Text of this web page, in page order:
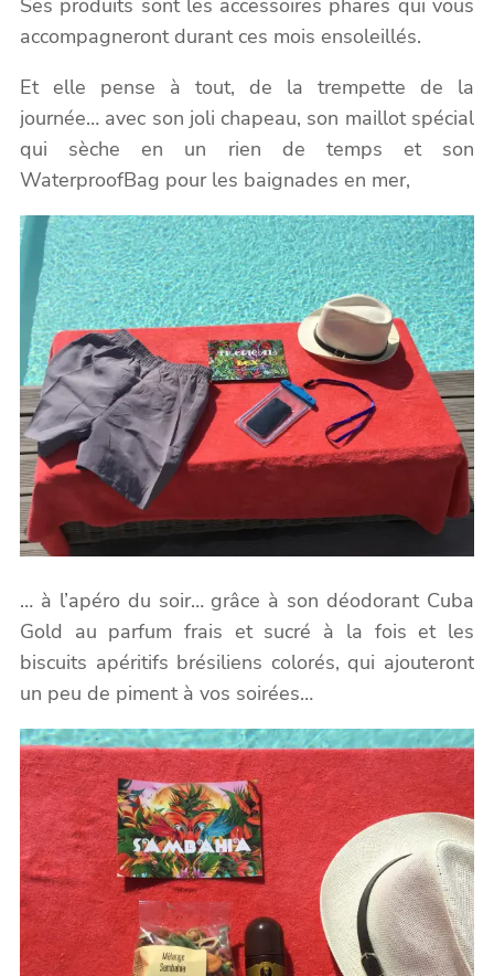
Ses produits sont les accessoires phares qui vous
accompagneront durant ces mois ensoleillés.
Et elle pense à tout, de la trempette de la
journée… avec son joli chapeau, son maillot spécial
qui sèche en un rien de temps et son
WaterproofBag pour les baignades en mer,
… à l’apéro du soir… grâce à son déodorant Cuba
Gold au parfum frais et sucré à la fois et les
biscuits apéritifs brésiliens colorés, qui ajouteront
un peu de piment à vos soirées…